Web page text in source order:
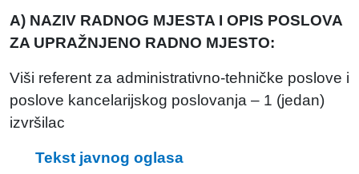
A) NAZIV RADNOG MJESTA I OPIS POSLOVA
ZA UPRAŽNJENO RADNO MJESTO:
Viši referent za administrativno-tehničke poslove i
poslove kancelarijskog poslovanja – 1 (jedan)
izvršilac
Tekst javnog oglasa